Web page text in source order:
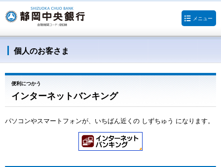
メニュー
個人のお客さま
便利につかう
インターネットバンキング
パソコンやスマートフォンが、いちばん近くの しずちゅう になります。